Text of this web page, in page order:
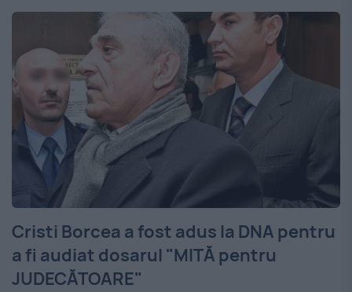
Cristi Borcea a fost adus la DNA pentru
a fi audiat dosarul "MITĂ pentru
JUDECĂTOARE"